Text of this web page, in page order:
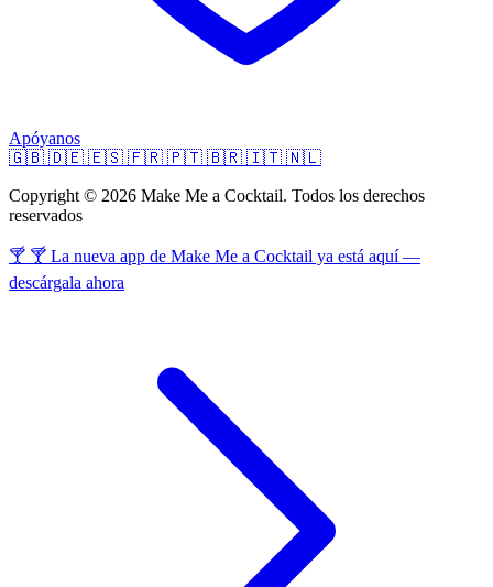
Apóyanos
🇬🇧 🇩🇪 🇪🇸 🇫🇷 🇵🇹 🇧🇷 🇮🇹 🇳🇱
Copyright © 2026 Make Me a Cocktail. Todos los derechos
reservados
🍸 🍸 La nueva app de Make Me a Cocktail ya está aquí —
descárgala ahora